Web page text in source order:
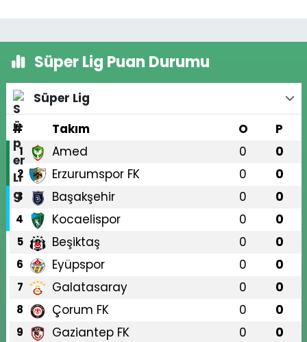
Süper Lig Puan Durumu
Süper Lig
#
Takım O P
1 Amed 0 0
2 Erzurumspor FK 0 0
3 Başakşehir 0 0
4 Kocaelispor 0 0
5 Beşiktaş 0 0
6 Eyüpspor 0 0
7 Galatasaray 0 0
8 Çorum FK 0 0
9 Gaziantep FK 0 0